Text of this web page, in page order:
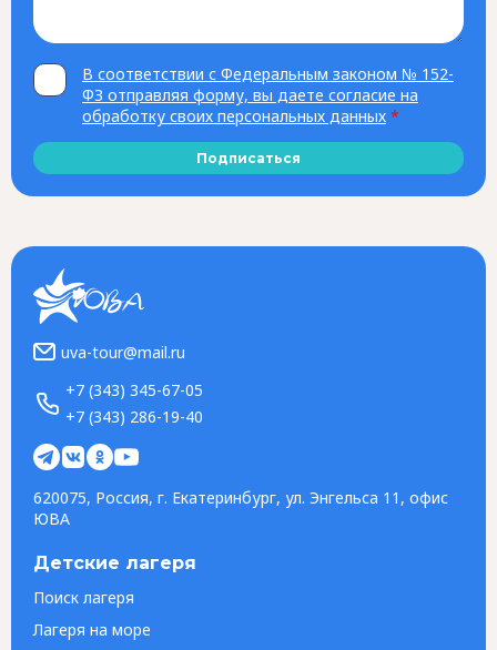
В соответствии с Федеральным законом № 152-
ФЗ отправляя форму, вы даете согласие на
обработку своих персональных данных *
Подписаться
uva-tour@mail.ru
+7 (343) 345-67-05
+7 (343) 286-19-40
620075, Россия, г. Екатеринбург, ул. Энгельса 11, офис
ЮВА
Детские лагеря
Поиск лагеря
Лагеря на море